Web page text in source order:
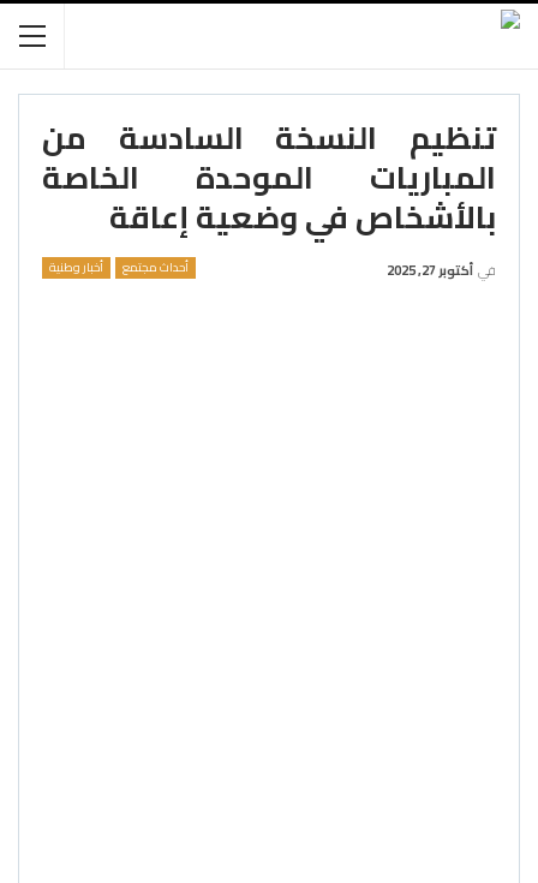
تنظيم النسخة السادسة من
المباريات الموحدة الخاصة
بالأشخاص في وضعية إعاقة
أحداث مجتمع أخبار وطنية في أكتوبر 27, 2025